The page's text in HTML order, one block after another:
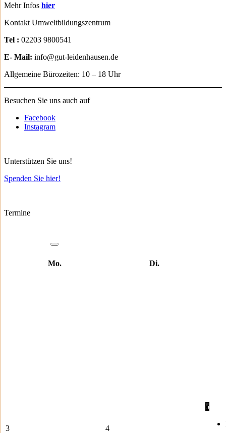
Mehr Infos hier
Kontakt Umweltbildungszentrum
Tel : 02203 9800541
E- Mail: info@gut-leidenhausen.de
Allgemeine Bürozeiten: 10 – 18 Uhr
Besuchen Sie uns auch auf
Facebook
Instagram
Unterstützen Sie uns!
Spenden Sie hier!
Termine
Mo. Di.
3 4
5